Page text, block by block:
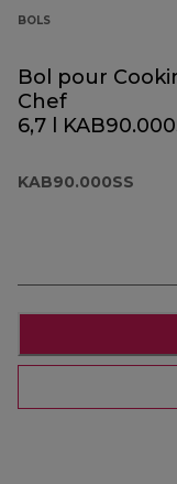
BOLS
Bol pour
Chef
6,7 l
KAB90.000SS